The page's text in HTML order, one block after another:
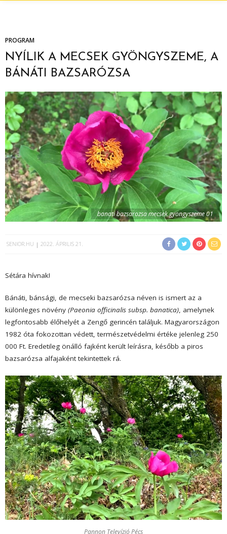
PROGRAM
NYÍLIK A MECSEK GYÖNGYSZEME, A
BÁNÁTI BAZSARÓZSA
banati bazsarozsa mecsek gyongyszeme 01
SENIOR.HU 2022. ÁPRILIS 21.
Sétára hívnak!
Bánáti, bánsági, de mecseki bazsarózsa néven is ismert az a
különleges növény (Paeonia officinalis subsp. banatica), amelynek
legfontosabb élőhelyét a Zengő gerincén találjuk. Magyarországon
1982 óta fokozottan védett, természetvédelmi értéke jelenleg 250
000 Ft. Eredetileg önálló fajként került leírásra, később a piros
bazsarózsa alfajaként tekintettek rá.
Pannon Televízió Pécs